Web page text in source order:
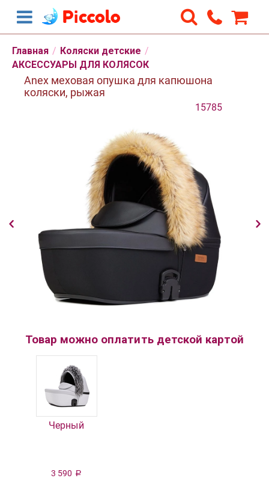
Главная / Коляски детские /
АКСЕССУАРЫ ДЛЯ КОЛЯСОК
Anex меховая опушка для капюшона
коляски, рыжая
15785
Товар можно оплатить детской картой
Черный
3 590 Р